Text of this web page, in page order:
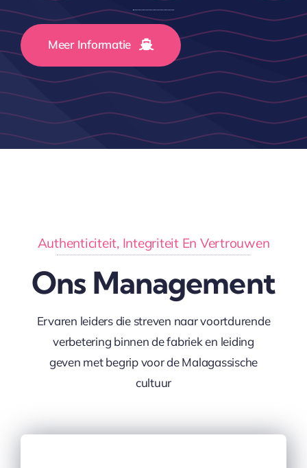
Meer Informatie
Authenticiteit, Integriteit En Vertrouwen
Ons Management
Ervaren leiders die streven naar voortdurende
verbetering binnen de fabriek en leiding
geven met begrip voor de Malagassische
cultuur